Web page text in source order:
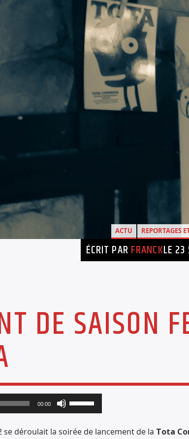
ACTU REPORTAGES
ÉCRIT PAR FRANCKLE
DE SAISON
00:00
Utilisez
les
flèches
se déroulait la soirée de lancement de la Tota